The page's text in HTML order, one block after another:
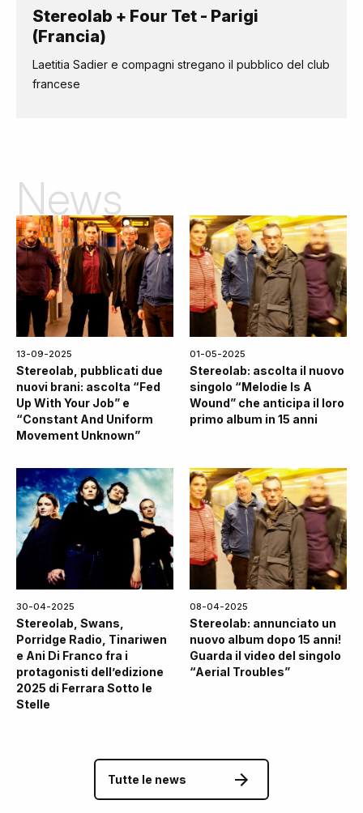
Stereolab + Four Tet - Parigi
(Francia)
Laetitia Sadier e compagni stregano il pubblico del club
francese
News
13-09-2025
Stereolab, pubblicati due
nuovi brani: ascolta “Fed
Up With Your Job” e
“Constant And Uniform
Movement Unknown”
01-05-2025
Stereolab: ascolta il nuovo
singolo “Melodie Is A
Wound” che anticipa il loro
primo album in 15 anni
30-04-2025
Stereolab, Swans,
Porridge Radio, Tinariwen
e Ani Di Franco fra i
protagonisti dell’edizione
2025 di Ferrara Sotto le
Stelle
08-04-2025
Stereolab: annunciato un
nuovo album dopo 15 anni!
Guarda il video del singolo
“Aerial Troubles”
Tutte le news